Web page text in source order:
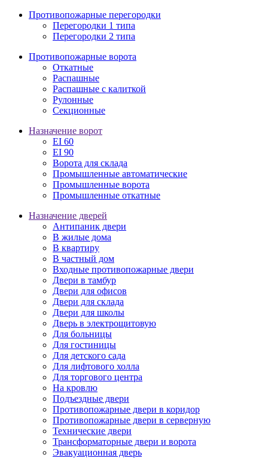
Противопожарные перегородки
Перегородки 1 типа
Перегородки 2 типа
Противопожарные ворота
Откатные
Распашные
Распашные с калиткой
Рулонные
Секционные
Назначение ворот
EI 60
EI 90
Ворота для склада
Промышленные автоматические
Промышленные ворота
Промышленные откатные
Назначение дверей
Антипаник двери
В жилые дома
В квартиру
В частный дом
Входные противопожарные двери
Двери в тамбур
Двери для офисов
Двери для склада
Двери для школы
Дверь в электрощитовую
Для больницы
Для гостиницы
Для детского сада
Для лифтового холла
Для торгового центра
На кровлю
Подъездные двери
Противопожарные двери в коридор
Противопожарные двери в серверную
Технические двери
Трансформаторные двери и ворота
Эвакуационная дверь